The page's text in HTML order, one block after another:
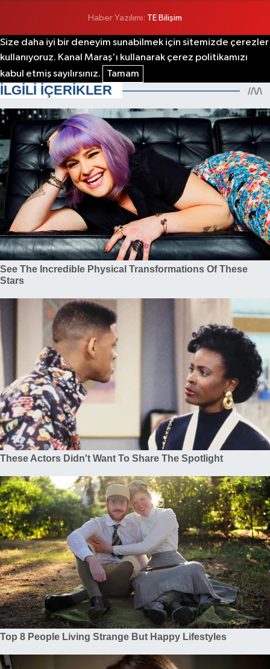
Haber Yazılımı: TE Bilişim
Size daha iyi bir deneyim sunabilmek için sitemizde çerezler
kullanıyoruz. Kanal Maraş'ı kullanarak çerez politikamızı
kabul etmiş sayılırsınız.
Tamam